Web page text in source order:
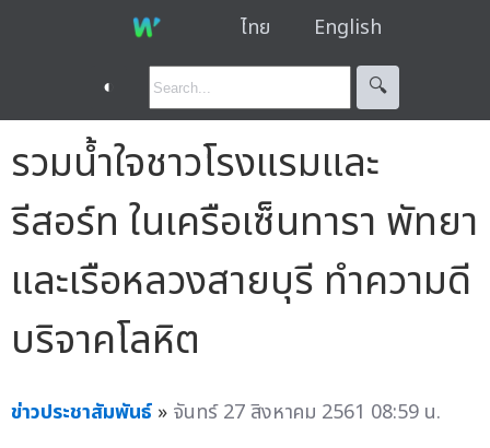
ไทย English
◐ 🔍︎
รวมน้ำใจชาวโรงแรมและ
รีสอร์ท ในเครือเซ็นทารา พัทยา
และเรือหลวงสายบุรี ทำความดี
บริจาคโลหิต
ข่าวประชาสัมพันธ์ » จันทร์ 27 สิงหาคม 2561 08:59 น.